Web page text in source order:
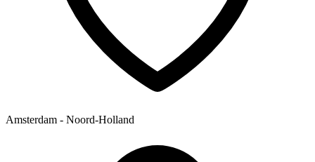
Amsterdam - Noord-Holland